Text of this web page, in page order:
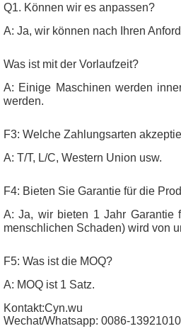
Q1. Können wir es anpassen?
A: Ja, wir können nach Ihren
Was ist mit der Vorlaufzeit?
A: Einige Maschinen werden
werden.
F3: Welche Zahlungsarten
A: T/T, L/C, Western Union usw.
F4: Bieten Sie Garantie für die
A: Ja, wir bieten 1 Jahr Garantie
menschlichen Schaden) wird von
F5: Was ist die MOQ?
A: MOQ ist 1 Satz.
Kontakt:Cyn.wu
Wechat/Whatsapp: 0086-